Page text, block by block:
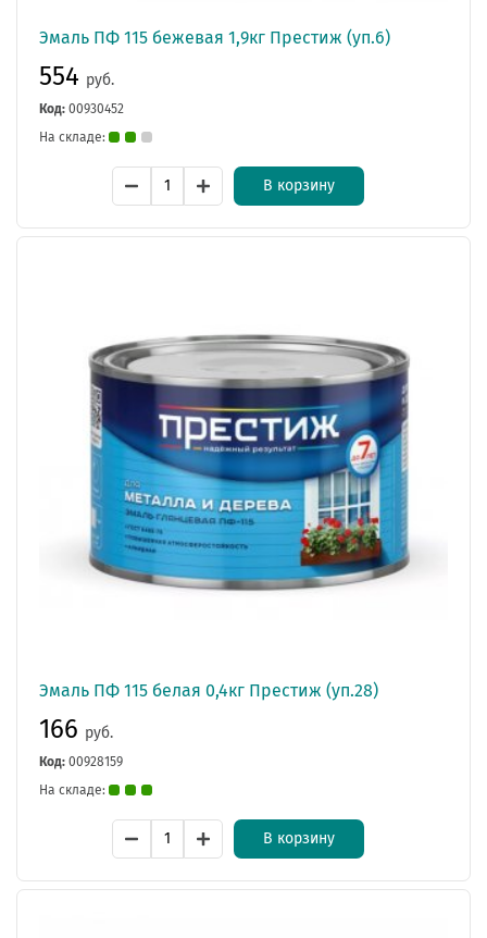
Эмаль ПФ 115 бежевая 1,9кг Престиж (уп.6)
554 руб.
Код: 00930452
На складе:
В корзину
Эмаль ПФ 115 белая 0,4кг Престиж (уп.28)
166 руб.
Код: 00928159
На складе:
В корзину